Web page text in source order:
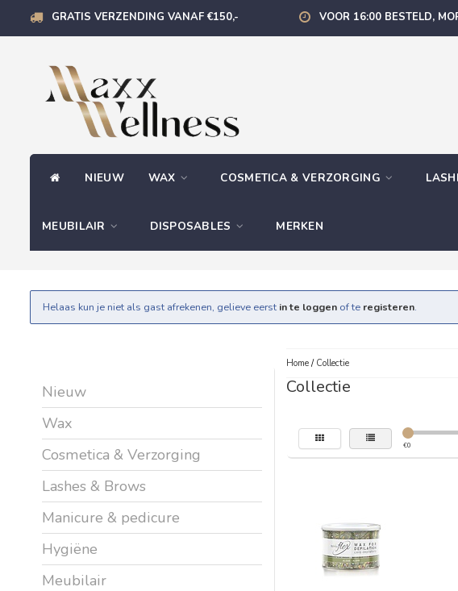
GRATIS VERZENDING VANAF €150,- VOOR 16:00 BESTELD,
NIEUW WAX COSMETICA & VERZORGING
MEUBILAIR DISPOSABLES MERKEN
Helaas kun je niet als gast afrekenen, gelieve eerst in te loggen of te registeren.
Nieuw
Wax
Cosmetica & Verzorging
Lashes & Brows
Manicure & pedicure
Hygiëne
Meubilair
Home/ Collectie
Collectie
€0